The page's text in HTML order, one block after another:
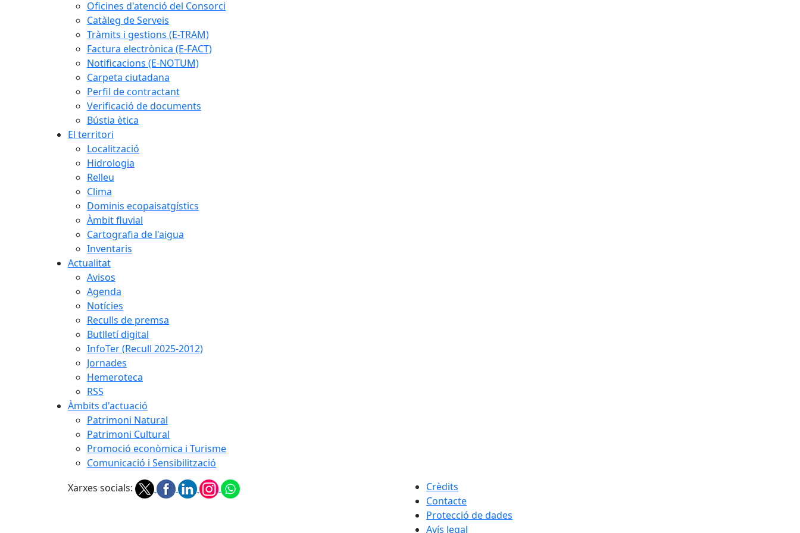
Oficines d'atenció del Consorci
Catàleg de Serveis
Tràmits i gestions (E-TRAM)
Factura electrònica (E-FACT)
Notificacions (E-NOTUM)
Carpeta ciutadana
Perfil de contractant
Verificació de documents
Bústia ètica
El territori
Localització
Hidrologia
Relleu
Clima
Dominis ecopaisatgístics
Àmbit fluvial
Cartografia de l'aigua
Inventaris
Actualitat
Avisos
Agenda
Notícies
Reculls de premsa
Butlletí digital
InfoTer (Recull 2025-2012)
Jornades
Hemeroteca
RSS
Àmbits d'actuació
Patrimoni Natural
Patrimoni Cultural
Promoció econòmica i Turisme
Comunicació i Sensibilització
Xarxes socials:
Crèdits
Contacte
Protecció de dades
Avís legal